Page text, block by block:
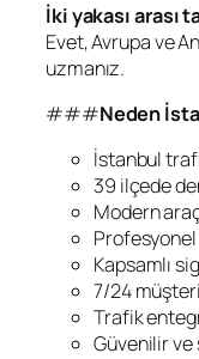
İki yakası arası
Evet, Avrupa ve
uzmanız.
###Neden
İstanbul
39 ilçede
Modern
Kapsamlı
7/24
Trafik
Güvenilir